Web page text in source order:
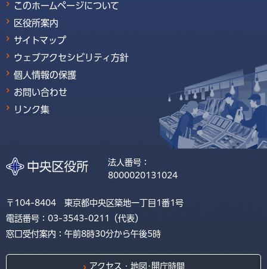
このホームページについて
区役所案内
サイトマップ
ウェブアクセシビリティ方針
個人情報の保護
お問い合わせ
リンク集
法人番号：
8000020131024
〒104-8404 東京都中央区築地一丁目1番1号
電話番号：03-3543-0211（代表）
窓口受付案内：午前8時30分から午後5時
アクセス・地図･開庁時間